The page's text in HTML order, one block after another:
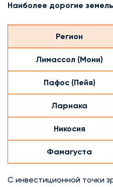
Наиболее дорогие
Регион
Лимассол (Мони)
Пафос (Пейя)
Ларнака
Никосия
Фамагуста
С инвестиционной точки